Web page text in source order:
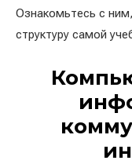
Ознакомьтесь с
структуру самой